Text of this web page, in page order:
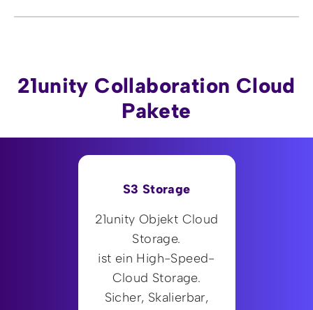
21unity Collaboration Cloud
Pakete
S3 Storage
21unity Objekt Cloud
Storage.
ist ein High-Speed-
Cloud Storage.
Sicher, Skalierbar,